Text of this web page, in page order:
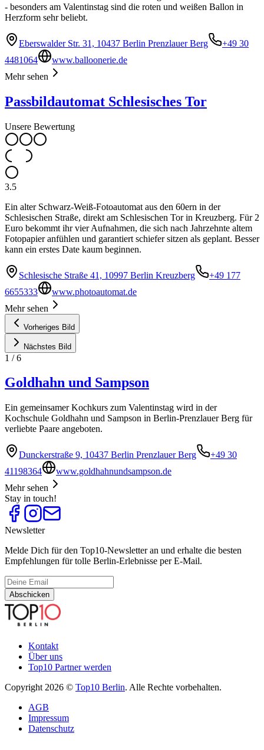
- besonders am Valentinstag sind die roten und weißen Ballon in
Herzform sehr beliebt.
Eberswalder Str. 31, 10437 Berlin Prenzlauer Berg
+49 30
4481064
www.balloonerie.de
Mehr sehen
Passbildautomat Schlesisches Tor
Unsere Bewertung
3.5
Ein alter Schwarz-Weiß-Fotoautomat aus den 60ern in der
Schlesischen Straße, direkt am Schlesischen Tor in Kreuzberg. Für 2
Euro bekommt ihr vier Aufnahmen, die sich nach Jahrzehnte altem
Fotopapier anfühlen und garantiert schiefer sitzen als geplant. Besser
kann ein erstes Date kaum beginnen.
Schlesische Straße 41, 10997 Berlin Kreuzberg
+49 177
6655333
www.photoautomat.de
Mehr sehen
Vorheriges Bild
Nächstes Bild
1 /6
Goldhahn und Sampson
Ein gemeinsamer Kochkurs zum Valentinstag wird in der
Kochschule Goldhahn und Sampson in Berlin-Prenzlauer Berg für
verliebte Paare angeboten.
Dunckerstraße 9, 10437 Berlin Prenzlauer Berg
+49 30
41198364
www.goldhahnundsampson.de
Mehr sehen
Stay in touch!
Newsletter
Melde Dich für den Top10-Newsletter an und erhalte die besten
Empfehlungen für tolle Berlin-Erlebnisse per E-Mail.
Abschicken
Kontakt
Über uns
Top10 Partner werden
Copyright 2026 © Top10 Berlin. Alle Rechte vorbehalten.
AGB
Impressum
Datenschutz